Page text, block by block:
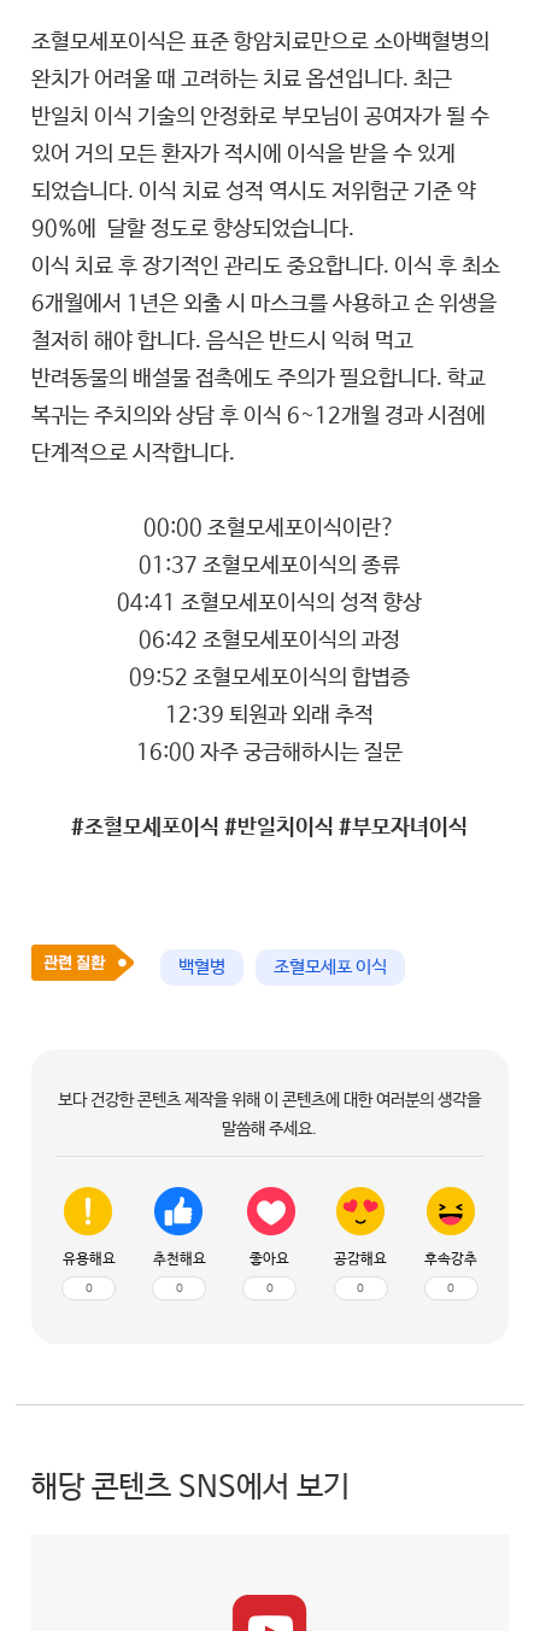
조혈모세포이식은 표준 항암치료만으로 소아백혈병의
완치가 어려울 때 고려하는 치료 옵션입니다. 최근
반일치 이식 기술의 안정화로 부모님이 공여자가 될 수
있어 거의 모든 환자가 적시에 이식을 받을 수 있게
되었습니다. 이식 치료 성적 역시도 저위험군 기준 약
90%에 달할 정도로 향상되었습니다.
이식 치료 후 장기적인 관리도 중요합니다. 이식 후 최소
6개월에서 1년은 외출 시 마스크를 사용하고 손 위생을
철저히 해야 합니다. 음식은 반드시 익혀 먹고
반려동물의 배설물 접촉에도 주의가 필요합니다. 학교
복귀는 주치의와 상담 후 이식 6~12개월 경과 시점에
단계적으로 시작합니다.
00:00 조혈모세포이식이란?
01:37 조혈모세포이식의 종류
04:41 조혈모세포이식의 성적 향상
06:42 조혈모세포이식의 과정
09:52 조혈모세포이식의 합볍증
12:39 퇴원과 외래 추적
16:00 자주 궁금해하시는 질문
#조혈모세포이식 #반일치이식 #부모자녀이식
백혈병 조혈모세포 이식
보다 건강한 콘텐츠 제작을 위해 이 콘텐츠에 대한 여러분의 생각을
말씀해 주세요.
유용해요
0
추천해요
0
좋아요
0
공감해요
0
후속강추
0
해당 콘텐츠 SNS에서 보기